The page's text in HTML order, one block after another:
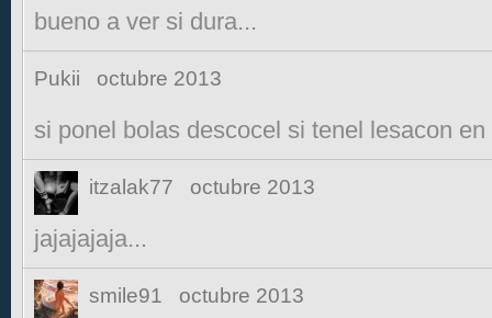
bueno a ver si dura...
Pukii octubre 2013
si ponel bolas descocel si tenel lesacon
itzalak77 octubre 2013
jajajajaja...
smile91 octubre 2013